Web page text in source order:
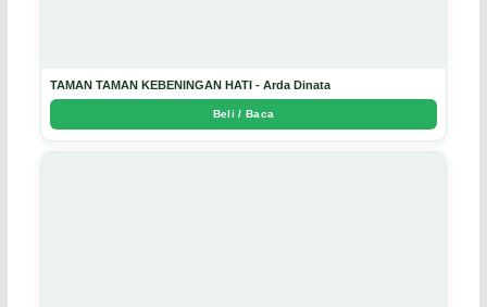
TAMAN TAMAN KEBENINGAN HATI - Arda Dinata
Beli / Baca